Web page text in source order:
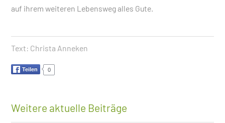
auf ihrem weiteren Lebensweg alles Gute.
Text: Christa Anneken
Teilen 0
Weitere aktuelle Beiträge